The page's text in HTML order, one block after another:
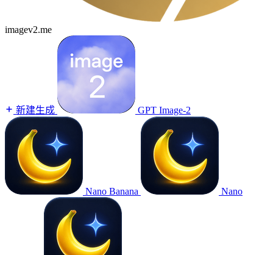
imagev2.me
新建生成 GPT Image-2
Nano Banana Nano